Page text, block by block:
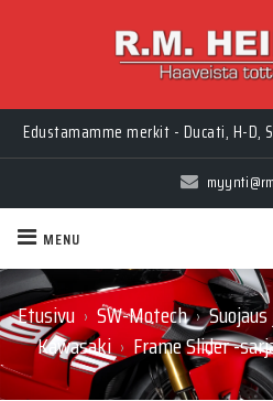
Edustamamme merkit - Ducati, H-D,
MENU
Etusivu › SW-Motech ›
Kawasaki › Frame Slider -